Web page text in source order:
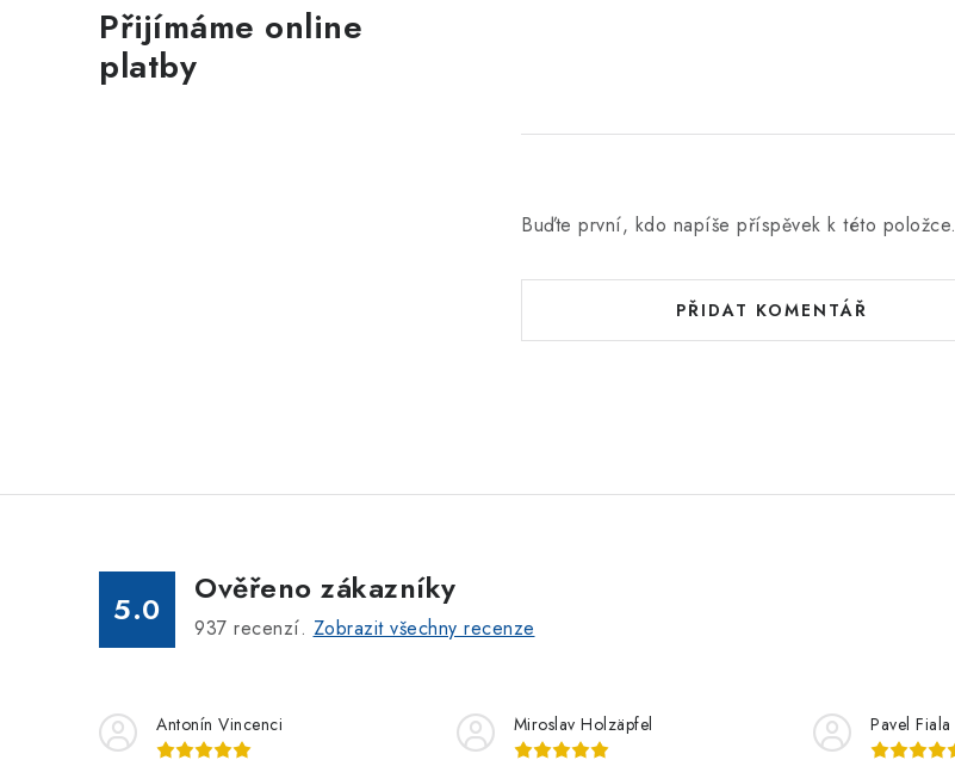
Přijímáme online
platby
Buďte první, kdo napíše příspěvek k této položce.
PŘIDAT KOMENTÁŘ
5.0
Ověřeno zákazníky
937 recenzí. Zobrazit všechny recenze
Antonín Vincenci Miroslav Holzäpfel Pavel Fiala